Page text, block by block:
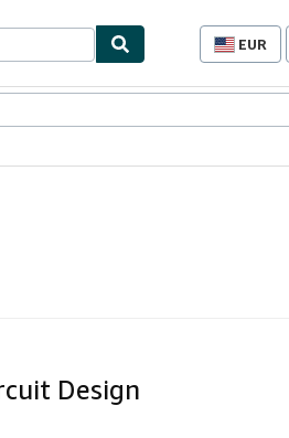
EUR
compra
sitio.
Design